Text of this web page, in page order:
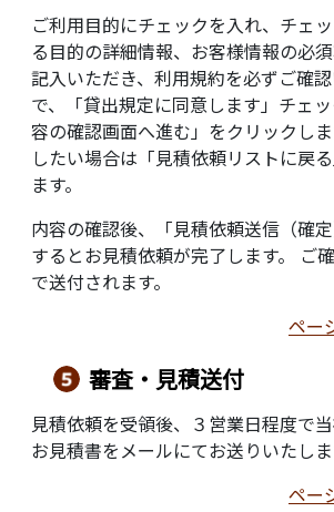
ご利用目的にチェックを入れ、チェ
る目的の詳細情報、お客様情報の必
記入いただき、利用規約を必ずご確
で、「貸出規定に同意します」チェ
容の確認画面へ進む」をクリックし
したい場合は「見積依頼リストに戻
ます。
内容の確認後、「見積依頼送信（確
するとお見積依頼が完了します。 ご
で送付されます。
ペー
審査・見積送付
見積依頼を受領後、３営業日程度で
お見積書をメールにてお送りいたしま
ペー